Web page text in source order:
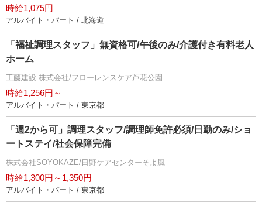
時給1,075円
アルバイト・パート / 北海道
「福祉調理スタッフ」無資格可/午後のみ/介護付き有料老人
ホーム
工藤建設 株式会社/フローレンスケア芦花公園
時給1,256円～
アルバイト・パート / 東京都
「週2から可」調理スタッフ/調理師免許必須/日勤のみ/ショ
ートステイ/社会保障完備
株式会社SOYOKAZE/日野ケアセンターそよ風
時給1,300円～1,350円
アルバイト・パート / 東京都